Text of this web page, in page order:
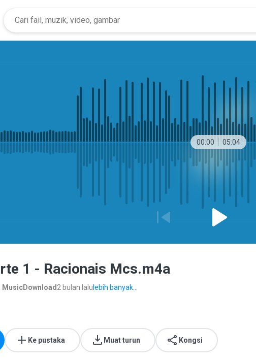
00:00 05:04
1 - Racionais Mcs.m4a
MusicDownload 2 bulan lalu lebih banyak...
Ke pustaka Muat turun Kongsi